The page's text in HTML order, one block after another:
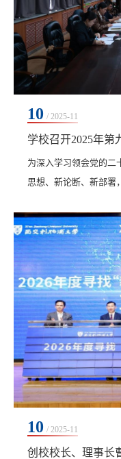
10 / 2025-11
为深入学习领会党的二
思想、新论断、新部署
中心组（扩大）学习会
由校党委书记郭伟东主
党组织书记参加。根
要求，本次学习特别邀
10 / 2025-11